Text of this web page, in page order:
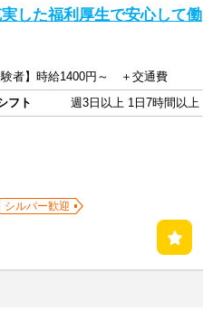
した福利厚生で安心して働
験者】時給1400円～ ＋交通費
フト
週3日以上 1日7時間以上
シルバー歓迎